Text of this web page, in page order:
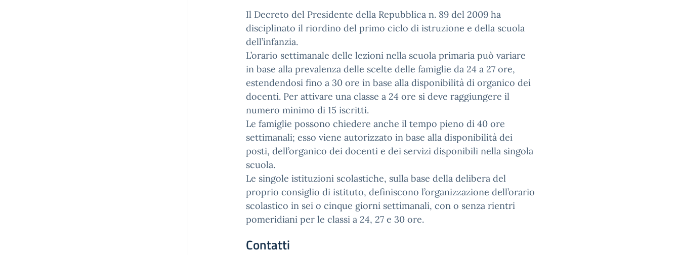
Il Decreto del Presidente della Repubblica n. 89 del 2009 ha
disciplinato il riordino del primo ciclo di istruzione e della scuola
dell’infanzia.
L’orario settimanale delle lezioni nella scuola primaria può variare
in base alla prevalenza delle scelte delle famiglie da 24 a 27 ore,
estendendosi fino a 30 ore in base alla disponibilità di organico dei
docenti. Per attivare una classe a 24 ore si deve raggiungere il
numero minimo di 15 iscritti.
Le famiglie possono chiedere anche il tempo pieno di 40 ore
settimanali; esso viene autorizzato in base alla disponibilità dei
posti, dell’organico dei docenti e dei servizi disponibili nella singola
scuola.
Le singole istituzioni scolastiche, sulla base della delibera del
proprio consiglio di istituto, definiscono l’organizzazione dell’orario
scolastico in sei o cinque giorni settimanali, con o senza rientri
pomeridiani per le classi a 24, 27 e 30 ore.
Contatti